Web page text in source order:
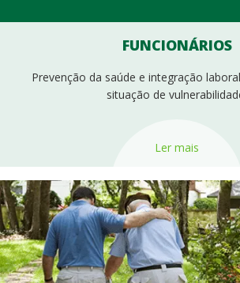
FUNCIONÁRIOS
Prevenção da saúde e integração
situação de
Ler mais